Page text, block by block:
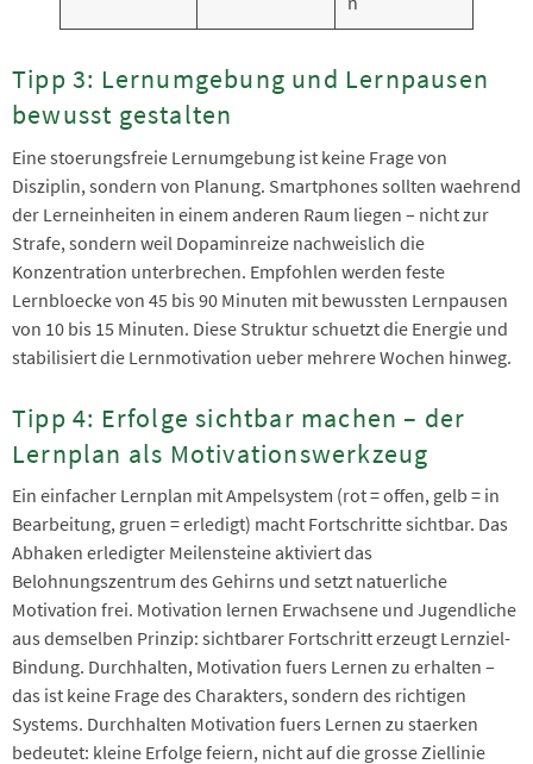
Tipp 3: Lernumgebung und Lernpausen
bewusst gestalten
Eine stoerungsfreie Lernumgebung ist keine Frage von
Disziplin, sondern von Planung. Smartphones sollten waehrend
der Lerneinheiten in einem anderen Raum liegen – nicht zur
Strafe, sondern weil Dopaminreize nachweislich die
Konzentration unterbrechen. Empfohlen werden feste
Lernbloecke von 45 bis 90 Minuten mit bewussten Lernpausen
von 10 bis 15 Minuten. Diese Struktur schuetzt die Energie und
stabilisiert die Lernmotivation ueber mehrere Wochen hinweg.
Tipp 4: Erfolge sichtbar machen – der
Lernplan als Motivationswerkzeug
Ein einfacher Lernplan mit Ampelsystem (rot = offen, gelb = in
Bearbeitung, gruen = erledigt) macht Fortschritte sichtbar. Das
Abhaken erledigter Meilensteine aktiviert das
Belohnungszentrum des Gehirns und setzt natuerliche
Motivation frei. Motivation lernen Erwachsene und Jugendliche
aus demselben Prinzip: sichtbarer Fortschritt erzeugt Lernziel-
Bindung. Durchhalten, Motivation fuers Lernen zu erhalten –
das ist keine Frage des Charakters, sondern des richtigen
Systems. Durchhalten Motivation fuers Lernen zu staerken
bedeutet: kleine Erfolge feiern, nicht auf die grosse Ziellinie